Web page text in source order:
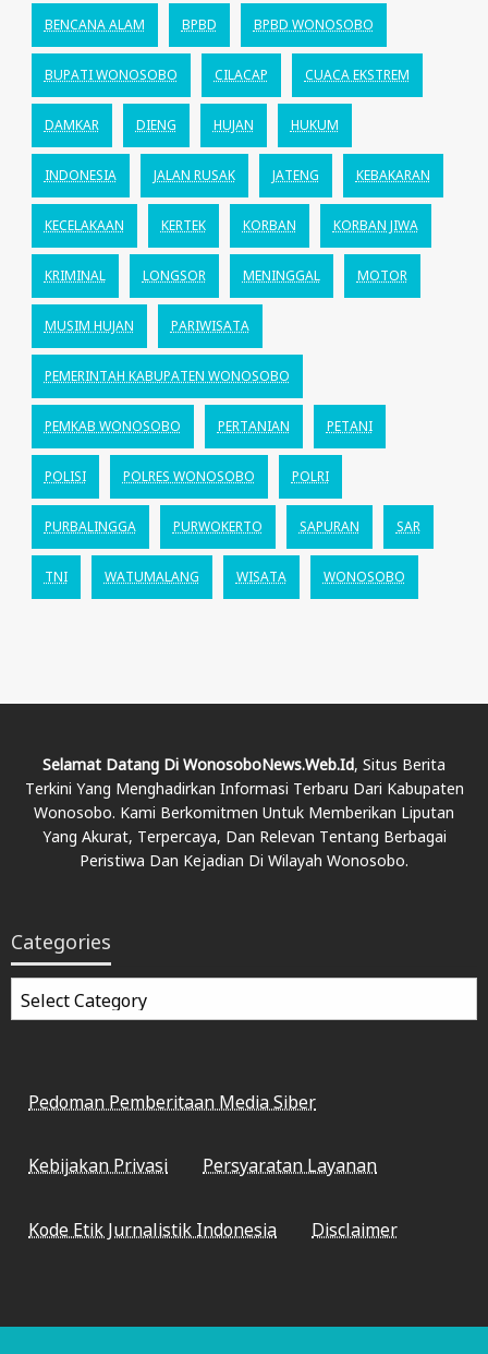
BENCANA ALAM BPBD BPBD WONOSOBO
BUPATI WONOSOBO CILACAP CUACA EKSTREM
DAMKAR DIENG HUJAN HUKUM
INDONESIA JALAN RUSAK JATENG KEBAKARAN
KECELAKAAN KERTEK KORBAN KORBAN JIWA
KRIMINAL LONGSOR MENINGGAL MOTOR
MUSIM HUJAN PARIWISATA
PEMERINTAH KABUPATEN WONOSOBO
PEMKAB WONOSOBO PERTANIAN PETANI
POLISI POLRES WONOSOBO POLRI
PURBALINGGA PURWOKERTO SAPURAN SAR
TNI WATUMALANG WISATA WONOSOBO
Selamat Datang Di WonosoboNews.web.id, Situs Berita
Terkini Yang Menghadirkan Informasi Terbaru Dari Kabupaten
Wonosobo. Kami Berkomitmen Untuk Memberikan Liputan
Yang Akurat, Terpercaya, Dan Relevan Tentang Berbagai
Peristiwa Dan Kejadian Di Wilayah Wonosobo.
Categories
Categories
Pedoman Pemberitaan Media Siber
Kebijakan Privasi Persyaratan Layanan
Kode Etik Jurnalistik Indonesia Disclaimer